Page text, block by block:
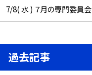
7/8( 水 ) ７月の専門委員会
過去記事